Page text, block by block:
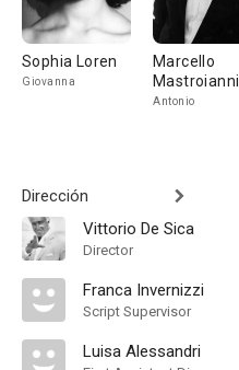
Sophia Loren
Giovanna
Marcello
Mastroianni
Antonio
Dirección
Vittorio De Sica
Director
Franca Invernizzi
Script Supervisor
Luisa Alessandri